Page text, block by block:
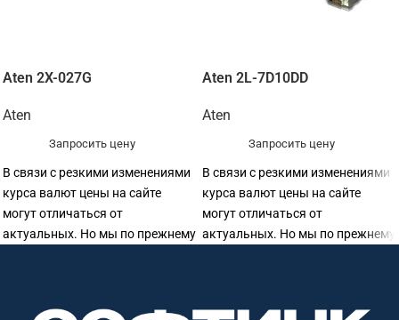
Aten 2X-027G
Aten
Запросить цену
В связи с резкими изменениями
курса валют цены на сайте
могут отличаться от
актуальных. Но мы по прежнему
Aten 2L-7D10DD
Aten
Запросить цену
В связи с резкими изменениями
курса валют цены на сайте
могут отличаться от
актуальных. Но мы по прежнему